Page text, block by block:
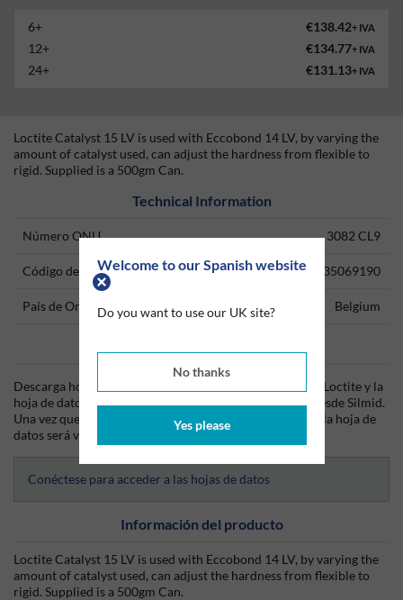
Welcome to our Spanish website
Do you want to use our UK site?
No thanks
Yes please
6+ €138.42+ IVA
12+ €134.77+ IVA
24+ €131.13+ IVA
Loctite Catalyst 15 LV is used with Eccobond 14 LV, by varying the
amount of catalyst used, can adjust the hardness from flexible to
rigid. Supplied is a 500gm Can.
Technical Information
Número ONU 3082 CL9
Código del producto 35069190
País de Origen Belgium
Descarga hoy mismo la hoja técnica (TDS) del producto Loctite y la
hoja de datos de seguridad (SDS) del producto Loctite desde Silmid.
Una vez que hayas iniciado sesión o te hayas registrado, la hoja de
datos será visible para su descarga.
Conéctese para acceder a las hojas de datos
Información del producto
Loctite Catalyst 15 LV is used with Eccobond 14 LV, by varying the
amount of catalyst used, can adjust the hardness from flexible to
rigid. Supplied is a 500gm Can.